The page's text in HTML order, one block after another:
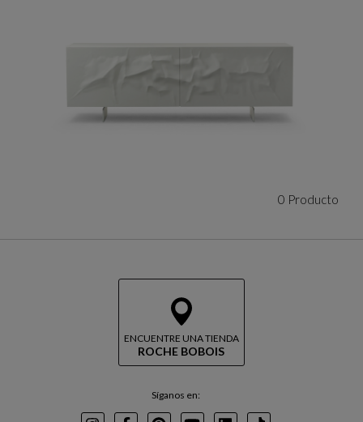
0 Producto
ENCUENTRE UNA TIENDA
ROCHE BOBOIS
Síganos en: